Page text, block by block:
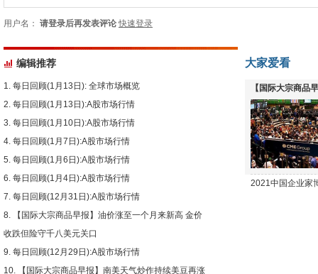
用户名： 请登录后再发表评论 快速登录
编辑推荐
每日回顾(1月13日): 全球市场概览
每日回顾(1月13日):A股市场行情
每日回顾(1月10日):A股市场行情
每日回顾(1月7日):A股市场行情
每日回顾(1月6日):A股市场行情
每日回顾(1月4日):A股市场行情
每日回顾(12月31日):A股市场行情
【国际大宗商品早报】油价涨至一个月来新高 金价
收跌但险守千八美元关口
每日回顾(12月29日):A股市场行情
【国际大宗商品早报】南美天气炒作持续美豆再涨
大家爱看
【国际大宗商品
下跌
2021中国企业家